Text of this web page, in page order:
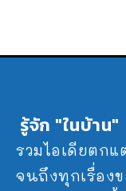
รู้จัก "ในบ้าน"
รวมไอเดียตก
จนถึงทุกเรื่อง